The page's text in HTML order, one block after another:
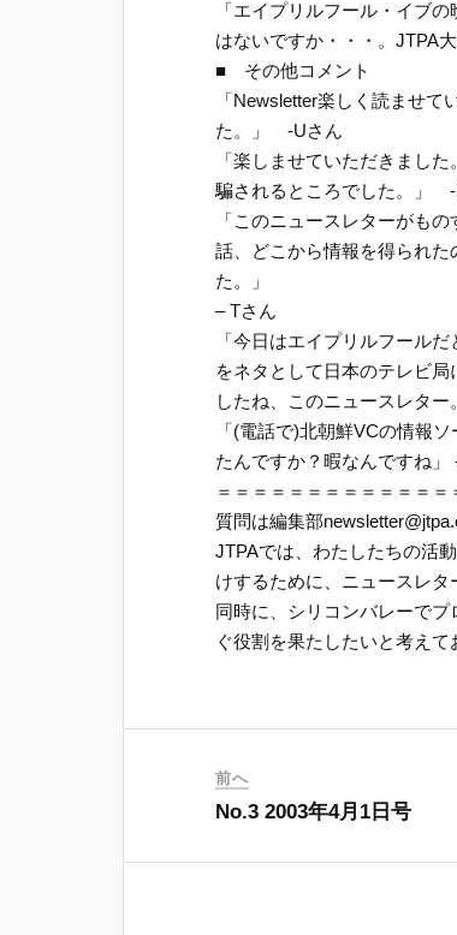
「エイプリルフール・イブ
はないですか・・・。JTPA
■ その他コメント
「Newsletter楽しく読ませ
た。」 -Uさん
「楽しませていただきまし
騙されるところでした。」 -
「このニュースレターがも
話、どこから情報を得られ
た。」
– Tさん
「今日はエイプリルフール
をネタとして日本のテレビ
したね、このニュースレタ
「(電話で)北朝鮮VCの情報
たんですか？暇なんですね」
＝＝＝＝＝＝＝＝＝＝＝＝
質問は編集部
JTPAでは、わたしたちの活
けするために、ニュースレ
同時に、シリコンバレーで
ぐ役割を果たしたいと考えて
前へ
No.3 2003年4月1日号